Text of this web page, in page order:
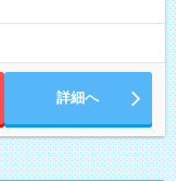
詳細へ